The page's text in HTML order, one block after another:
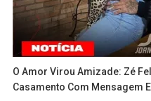
O Amor Virou Amizade: Zé
Casamento Com Mensagem